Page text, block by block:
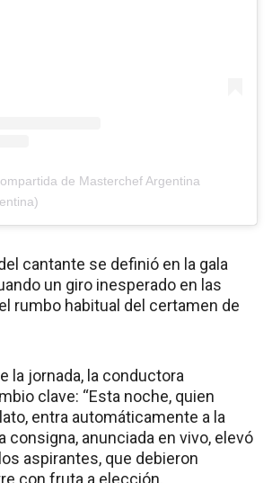
de Masterchef Argentina
cantante se definió en la gala
un giro inesperado en las
rumbo habitual del certamen de
la jornada, la conductora
clave: “Esta noche, quien
entra automáticamente a la
consigna, anunciada en vivo, elevó
aspirantes, que debieron
con fruta a elección.